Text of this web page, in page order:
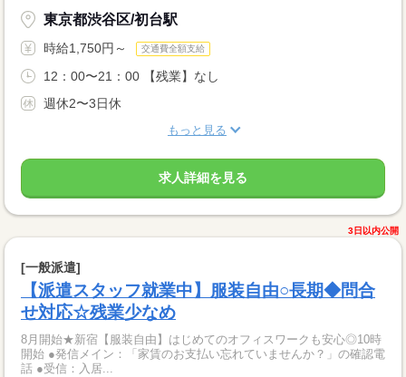
東京都渋谷区/初台駅
時給1,750円～ 交通費全額支給
12：00〜21：00 【残業】なし
週休2〜3日休
もっと見る
求人詳細を見る
3日以内公開
[一般派遣]
【派遣スタッフ就業中】服装自由○長期◆問合
せ対応☆残業少なめ
8月開始★新宿【服装自由】はじめてのオフィスワークも安心◎10時
開始 ●発信メイン：「家賃のお支払い忘れていませんか？」の確認電
話 ●受信：入居...